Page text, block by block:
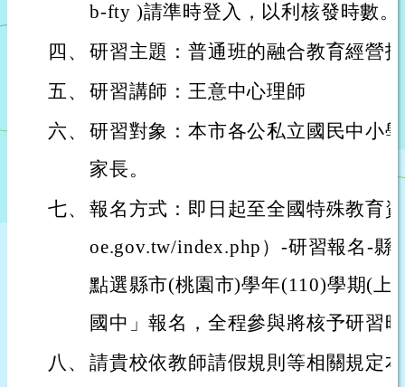
b-fty )請準時登入，以利核發時數。
四、 研習主題：普通班的融合教育經營
五、 研習講師：王意中心理師
六、 研習對象：本市各公私立國民中小
家長。
七、 報名方式：即日起至全國特殊教育
oe.gov.tw/index.php）-研習報名-縣
點選縣市(桃園市)學年(110)學期(上
國中」報名，全程參與將核予研習
八、 請貴校依教師請假規則等相關規定